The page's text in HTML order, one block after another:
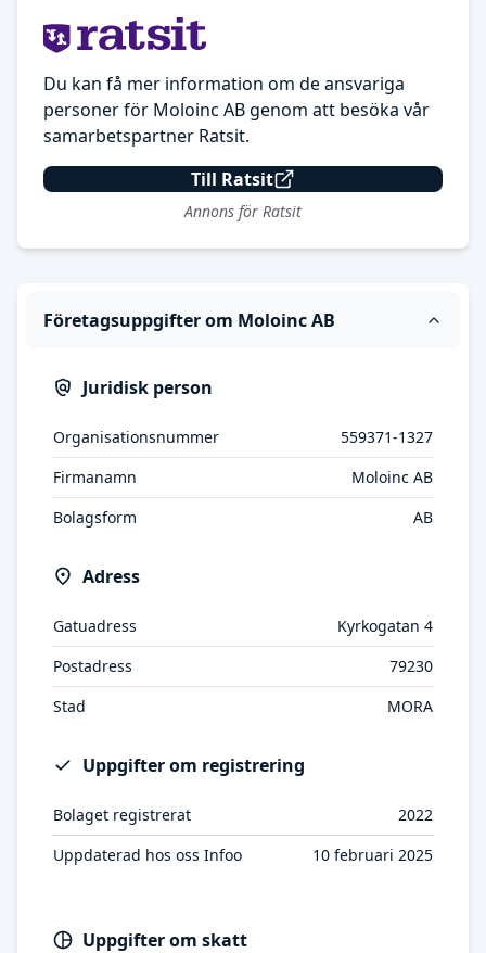
Du kan få mer information om de ansvariga
personer för Moloinc AB genom att besöka vår
samarbetspartner Ratsit.
Till Ratsit
Annons för Ratsit
Företagsuppgifter om Moloinc AB
Juridisk person
Organisationsnummer
559371-1327
Firmanamn
Moloinc AB
Bolagsform
AB
Adress
Gatuadress
Kyrkogatan 4
Postadress
79230
Stad
MORA
Uppgifter om registrering
Bolaget registrerat
2022
Uppdaterad hos oss Infoo
10 februari 2025
Uppgifter om skatt